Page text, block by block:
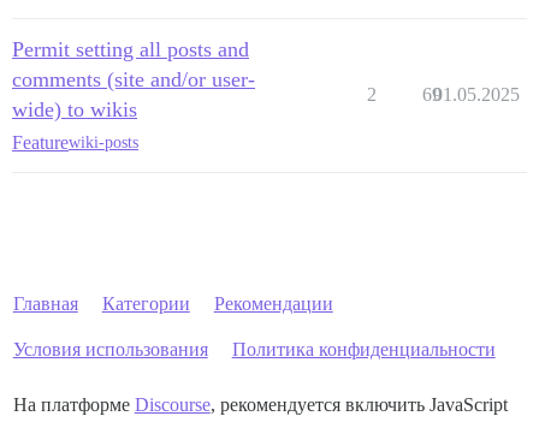
Permit setting all posts and
comments (site and/or user-
wide) to wikis
Featurewiki-posts
2 6901.05.2025
Главная Категории Рекомендации
Условия использования Политика конфиденциальности
На платформе Discourse, рекомендуется включить JavaScript